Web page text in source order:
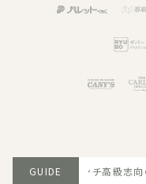
GUIDE 2026.03.22